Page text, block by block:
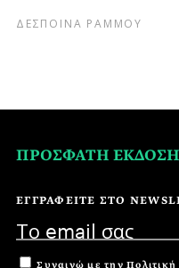
ΔΕΣΠΟΙΝΑ ΡΑΜΜΟΥ
ΠΡΟΣΦΑΤΗ ΕΚΔΟΣΗ
ΕΓΓΡΑΦΕΙΤΕ ΣΤΟ
Συναινώ με την